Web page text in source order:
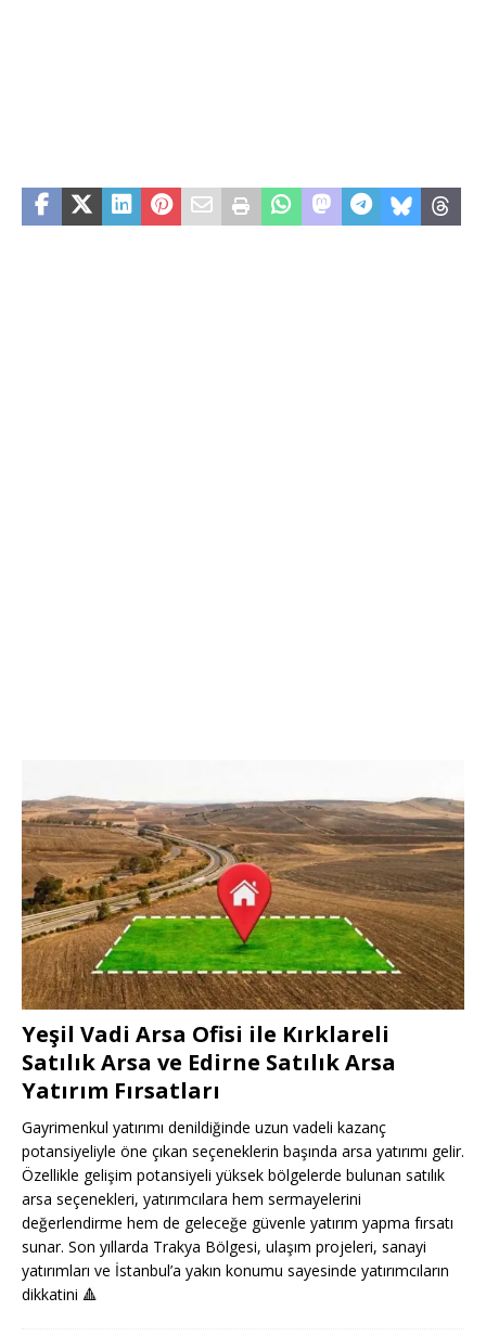
Yeşil Vadi Arsa Ofisi ile Kırklareli
Satılık Arsa ve Edirne Satılık Arsa
Yatırım Fırsatları
Gayrimenkul yatırımı denildiğinde uzun vadeli kazanç
potansiyeliyle öne çıkan seçeneklerin başında arsa yatırımı gelir.
Özellikle gelişim potansiyeli yüksek bölgelerde bulunan satılık
arsa seçenekleri, yatırımcılara hem sermayelerini
değerlendirme hem de geleceğe güvenle yatırım yapma fırsatı
sunar. Son yıllarda Trakya Bölgesi, ulaşım projeleri, sanayi
yatırımları ve İstanbul’a yakın konumu sayesinde yatırımcıların
dikkatini 🔺